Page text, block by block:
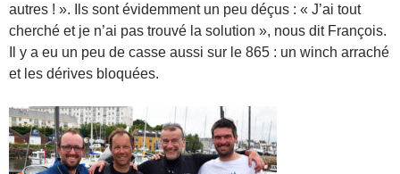
autres ! ». Ils sont évidemment un peu déçus : « J’ai tout
cherché et je n’ai pas trouvé la solution », nous dit François.
Il y a eu un peu de casse aussi sur le 865 : un winch arraché
et les dérives bloquées.